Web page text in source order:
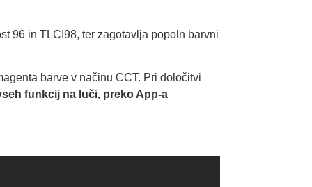
96 in TLCI98, ter zagotavlja popoln barvni
barve v načinu CCT. Pri določitvi
funkcij na luči, preko App-a